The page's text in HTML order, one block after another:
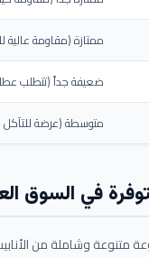
ممتازة (مقاومة عالية
ضعيفة جداً (تتطلب
متوسطة (عرضة للتآكل
في السوق
وشاملة من